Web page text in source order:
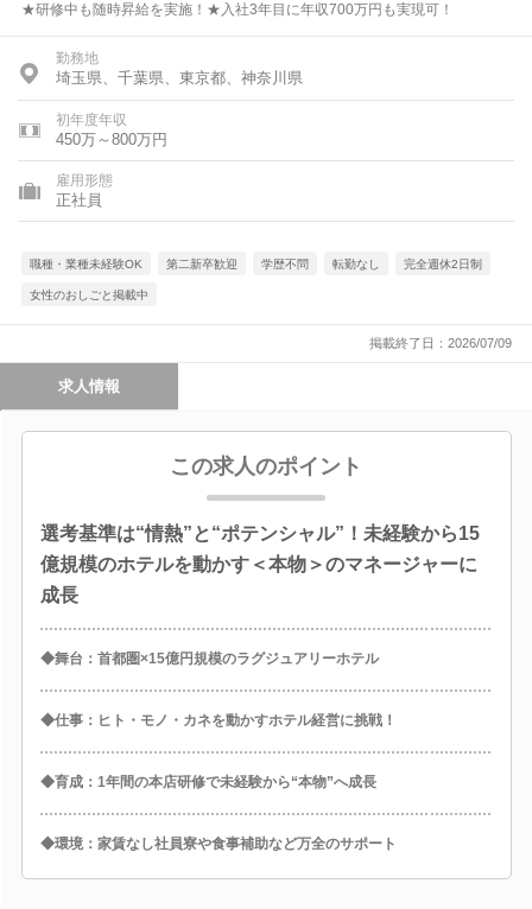
★研修中も随時昇給を実施！★入社3年目に年収700万円も実現可！
勤務地
埼玉県、千葉県、東京都、神奈川県
初年度年収
450万～800万円
雇用形態
正社員
職種・業種未経験OK 第二新卒歓迎 学歴不問 転勤なし 完全週休2日制
女性のおしごと掲載中
掲載終了日：2026/07/09
求人情報
この求人のポイント
選考基準は“情熱”と“ポテンシャル”！未経験から15
億規模のホテルを動かす＜本物＞のマネージャーに
成長
◆舞台：首都圏×15億円規模のラグジュアリーホテル
◆仕事：ヒト・モノ・カネを動かすホテル経営に挑戦！
◆育成：1年間の本店研修で未経験から“本物”へ成長
◆環境：家賃なし社員寮や食事補助など万全のサポート